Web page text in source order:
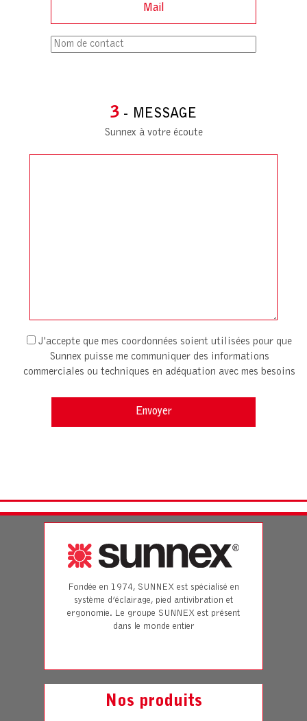
3 - MESSAGE
Sunnex à votre écoute
J'accepte que mes coordonnées soient utilisées pour que
Sunnex puisse me communiquer des informations
commerciales ou techniques en adéquation avec mes besoins
Fondée en 1974, SUNNEX est spécialisé en
système d’éclairage, pied antivibration et
ergonomie. Le groupe SUNNEX est présent
dans le monde entier
Nos produits